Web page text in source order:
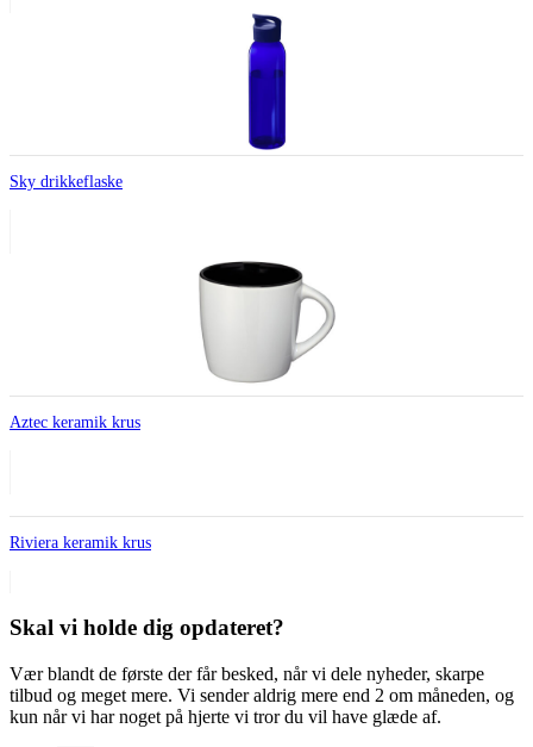
Sky drikkeflaske
Aztec keramik krus
Riviera keramik krus
Skal vi holde dig opdateret?
Vær blandt de første der får besked, når vi dele nyheder, skarpe
tilbud og meget mere. Vi sender aldrig mere end 2 om måneden, og
kun når vi har noget på hjerte vi tror du vil have glæde af.